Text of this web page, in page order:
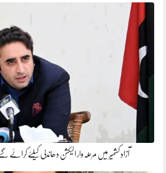
آزاد کشمیر میں مرحلہ وار الیکشن دھاندلی کیلئے